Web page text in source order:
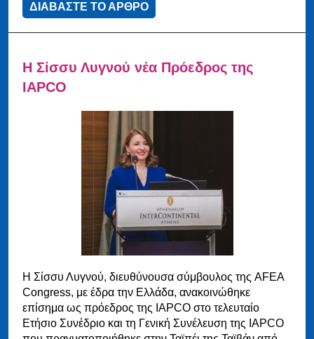
ΔΙΑΒΑΣΤΕ ΤΟ ΑΡΘΡΟ
Η Σίσσυ Λυγνού νέα Πρόεδρος της
IAPCO
Η Σίσσυ Λυγνού, διευθύνουσα σύμβουλος της AFEA
Congress, με έδρα την Ελλάδα, ανακοινώθηκε
επίσημα ως πρόεδρος της IAPCO στο τελευταίο
Ετήσιο Συνέδριο και τη Γενική Συνέλευση της IAPCO